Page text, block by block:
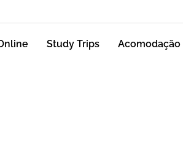
Study Trips Acomodação